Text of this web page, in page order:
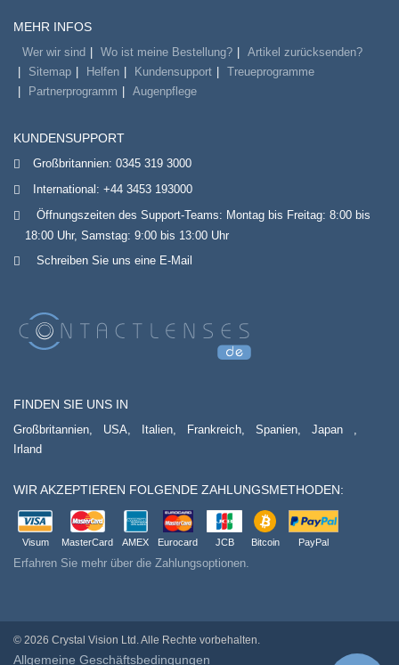
MEHR INFOS
Wer wir sind Wo ist meine Bestellung?
Artikel zurücksenden?
Sitemap
Helfen Kundensupport
Treueprogramme
Partnerprogramm
Augenpflege
KUNDENSUPPORT
Großbritannien: 0345 319 3000
International: +44 3453 193000
Öffnungszeiten des Support-Teams: Montag bis Freitag: 8:00 bis
18:00 Uhr, Samstag: 9:00 bis 13:00 Uhr
Schreiben Sie uns eine E-Mail
FINDEN SIE UNS IN
Großbritannien, USA, Italien, Frankreich, Spanien, Japan
,
Irland
WIR AKZEPTIEREN FOLGENDE ZAHLUNGSMETHODEN:
Visum MasterCard AMEX Eurocard JCB Bitcoin PayPal
Erfahren Sie mehr über die Zahlungsoptionen.
© 2026 Crystal Vision Ltd. Alle Rechte vorbehalten.
Allgemeine Geschäftsbedingungen